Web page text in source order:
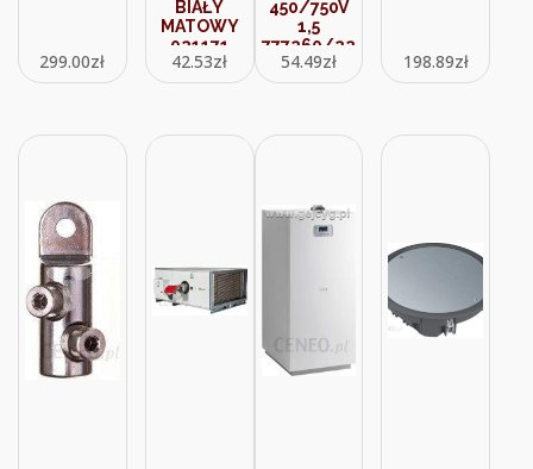
299.00zł
BIAŁY
MATOWY
021171
42.53zł
450/750V
1,5
777260/220011
54.49zł 198.89zł